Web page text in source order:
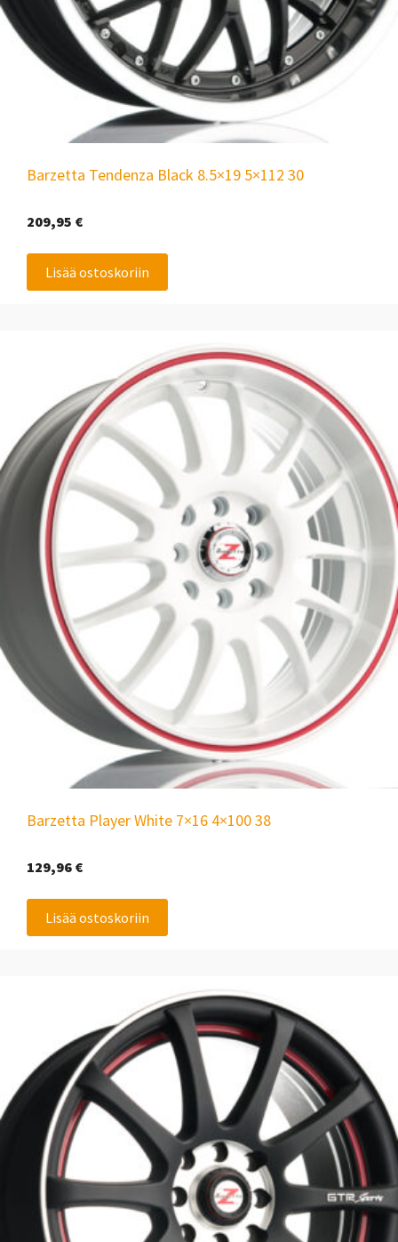
Barzetta Tendenza Black 8.5×19 5×112 30
209,95 €
Lisää ostoskoriin
Barzetta Player White 7×16 4×100 38
129,96 €
Lisää ostoskoriin